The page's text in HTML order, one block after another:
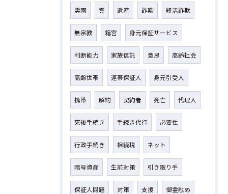
霊園 雲 遺産 詐欺 終活詐欺
無宗教 箱宮 身元保証サービス
判断能力 家族信託 意思 高齢社会
高齢世帯 連帯保証人 身元引受人
携帯 解約 契約者 死亡 代理人
死後手続き 手続き代行 必要性
行政手続き 相続税 ネット
暗号資産 生前対策 引き取り手
保証人問題 対策 支援 御霊慰め